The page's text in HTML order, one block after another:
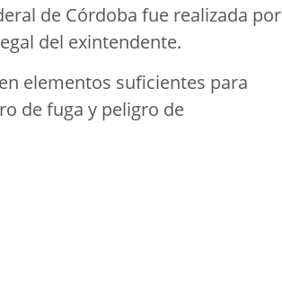
de Córdoba fue realizada por
del exintendente.
elementos suficientes para
de fuga y peligro de